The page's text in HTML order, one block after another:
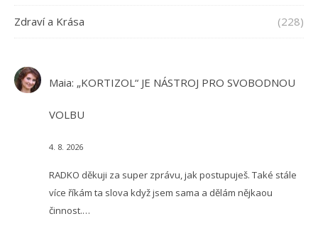
Zdraví a Krása (228)
Maia: „KORTIZOL“ JE NÁSTROJ PRO SVOBODNOU
VOLBU
4. 8. 2026
RADKO děkuji za super zprávu, jak postupuješ. Také stále
více říkám ta slova když jsem sama a dělám nějkaou
činnost.…